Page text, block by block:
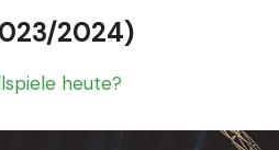
2024)
heute?